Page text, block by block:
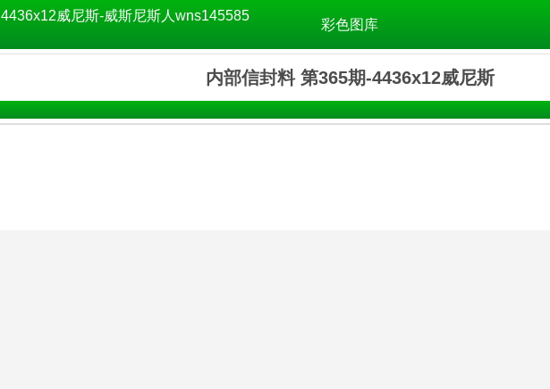
4436x12威尼斯-威斯尼斯人wns145585
彩色图库
内部信封料 第365期-4436x12威尼斯